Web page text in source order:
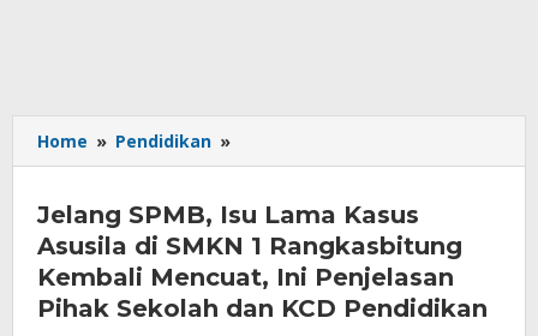
Home » Pendidikan »
SPMB,
Lama
Kasus
Asusila
di
SMKN
Jelang SPMB, Isu Lama Kasus
Asusila di SMKN 1 Rangkasbitung
Kembali Mencuat, Ini Penjelasan
Pihak Sekolah dan KCD Pendidikan